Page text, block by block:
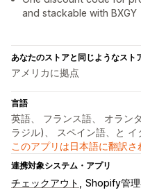
and stackable with BXGY
あなたのストアと同じようなスト
アメリカに拠点
言語
英語、 フランス語、 オラン
ラジル)、 スペイン語、と イ
このアプリは日本語に翻訳さ
連携対象システム・アプリ
チェックアウト
Shopify管